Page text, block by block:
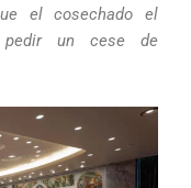
el cosechado el
pedir un cese de